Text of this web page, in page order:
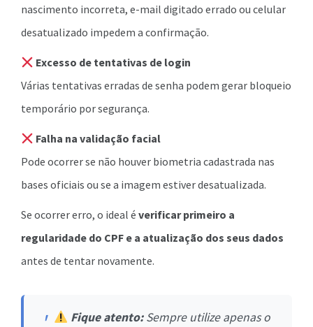
nascimento incorreta, e-mail digitado errado ou celular
desatualizado impedem a confirmação.
Excesso de tentativas de login
Várias tentativas erradas de senha podem gerar bloqueio
temporário por segurança.
Falha na validação facial
Pode ocorrer se não houver biometria cadastrada nas
bases oficiais ou se a imagem estiver desatualizada.
Se ocorrer erro, o ideal é verificar primeiro a
regularidade do CPF e a atualização dos seus dados
antes de tentar novamente.
Fique atento:Sempre utilize apenas o